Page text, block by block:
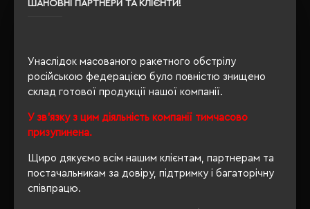
ШАНОВНІ ПАРТНЕРИ ТА КЛІЄНТИ!
Унаслідок масованого ракетного обстрілу
російською федерацією було повністю знищено
склад готової продукції нашої компанії.
У зв'язку з цим діяльність компанії тимчасово
призупинена.
Щиро дякуємо всім нашим клієнтам, партнерам та
постачальникам за довіру, підтримку і багаторічну
співпрацю.
Сертифікація
ОПИС
РЕКОМЕНДУЄМО